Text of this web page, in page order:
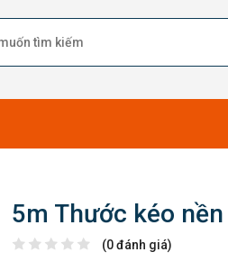
5m Thước kéo
(0 đánh giá)